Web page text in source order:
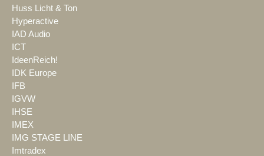
Huss Licht & Ton
Hyperactive
IAD Audio
ICT
IdeenReich!
IDK Europe
IFB
IGVW
IHSE
IMEX
IMG STAGE LINE
Imtradex